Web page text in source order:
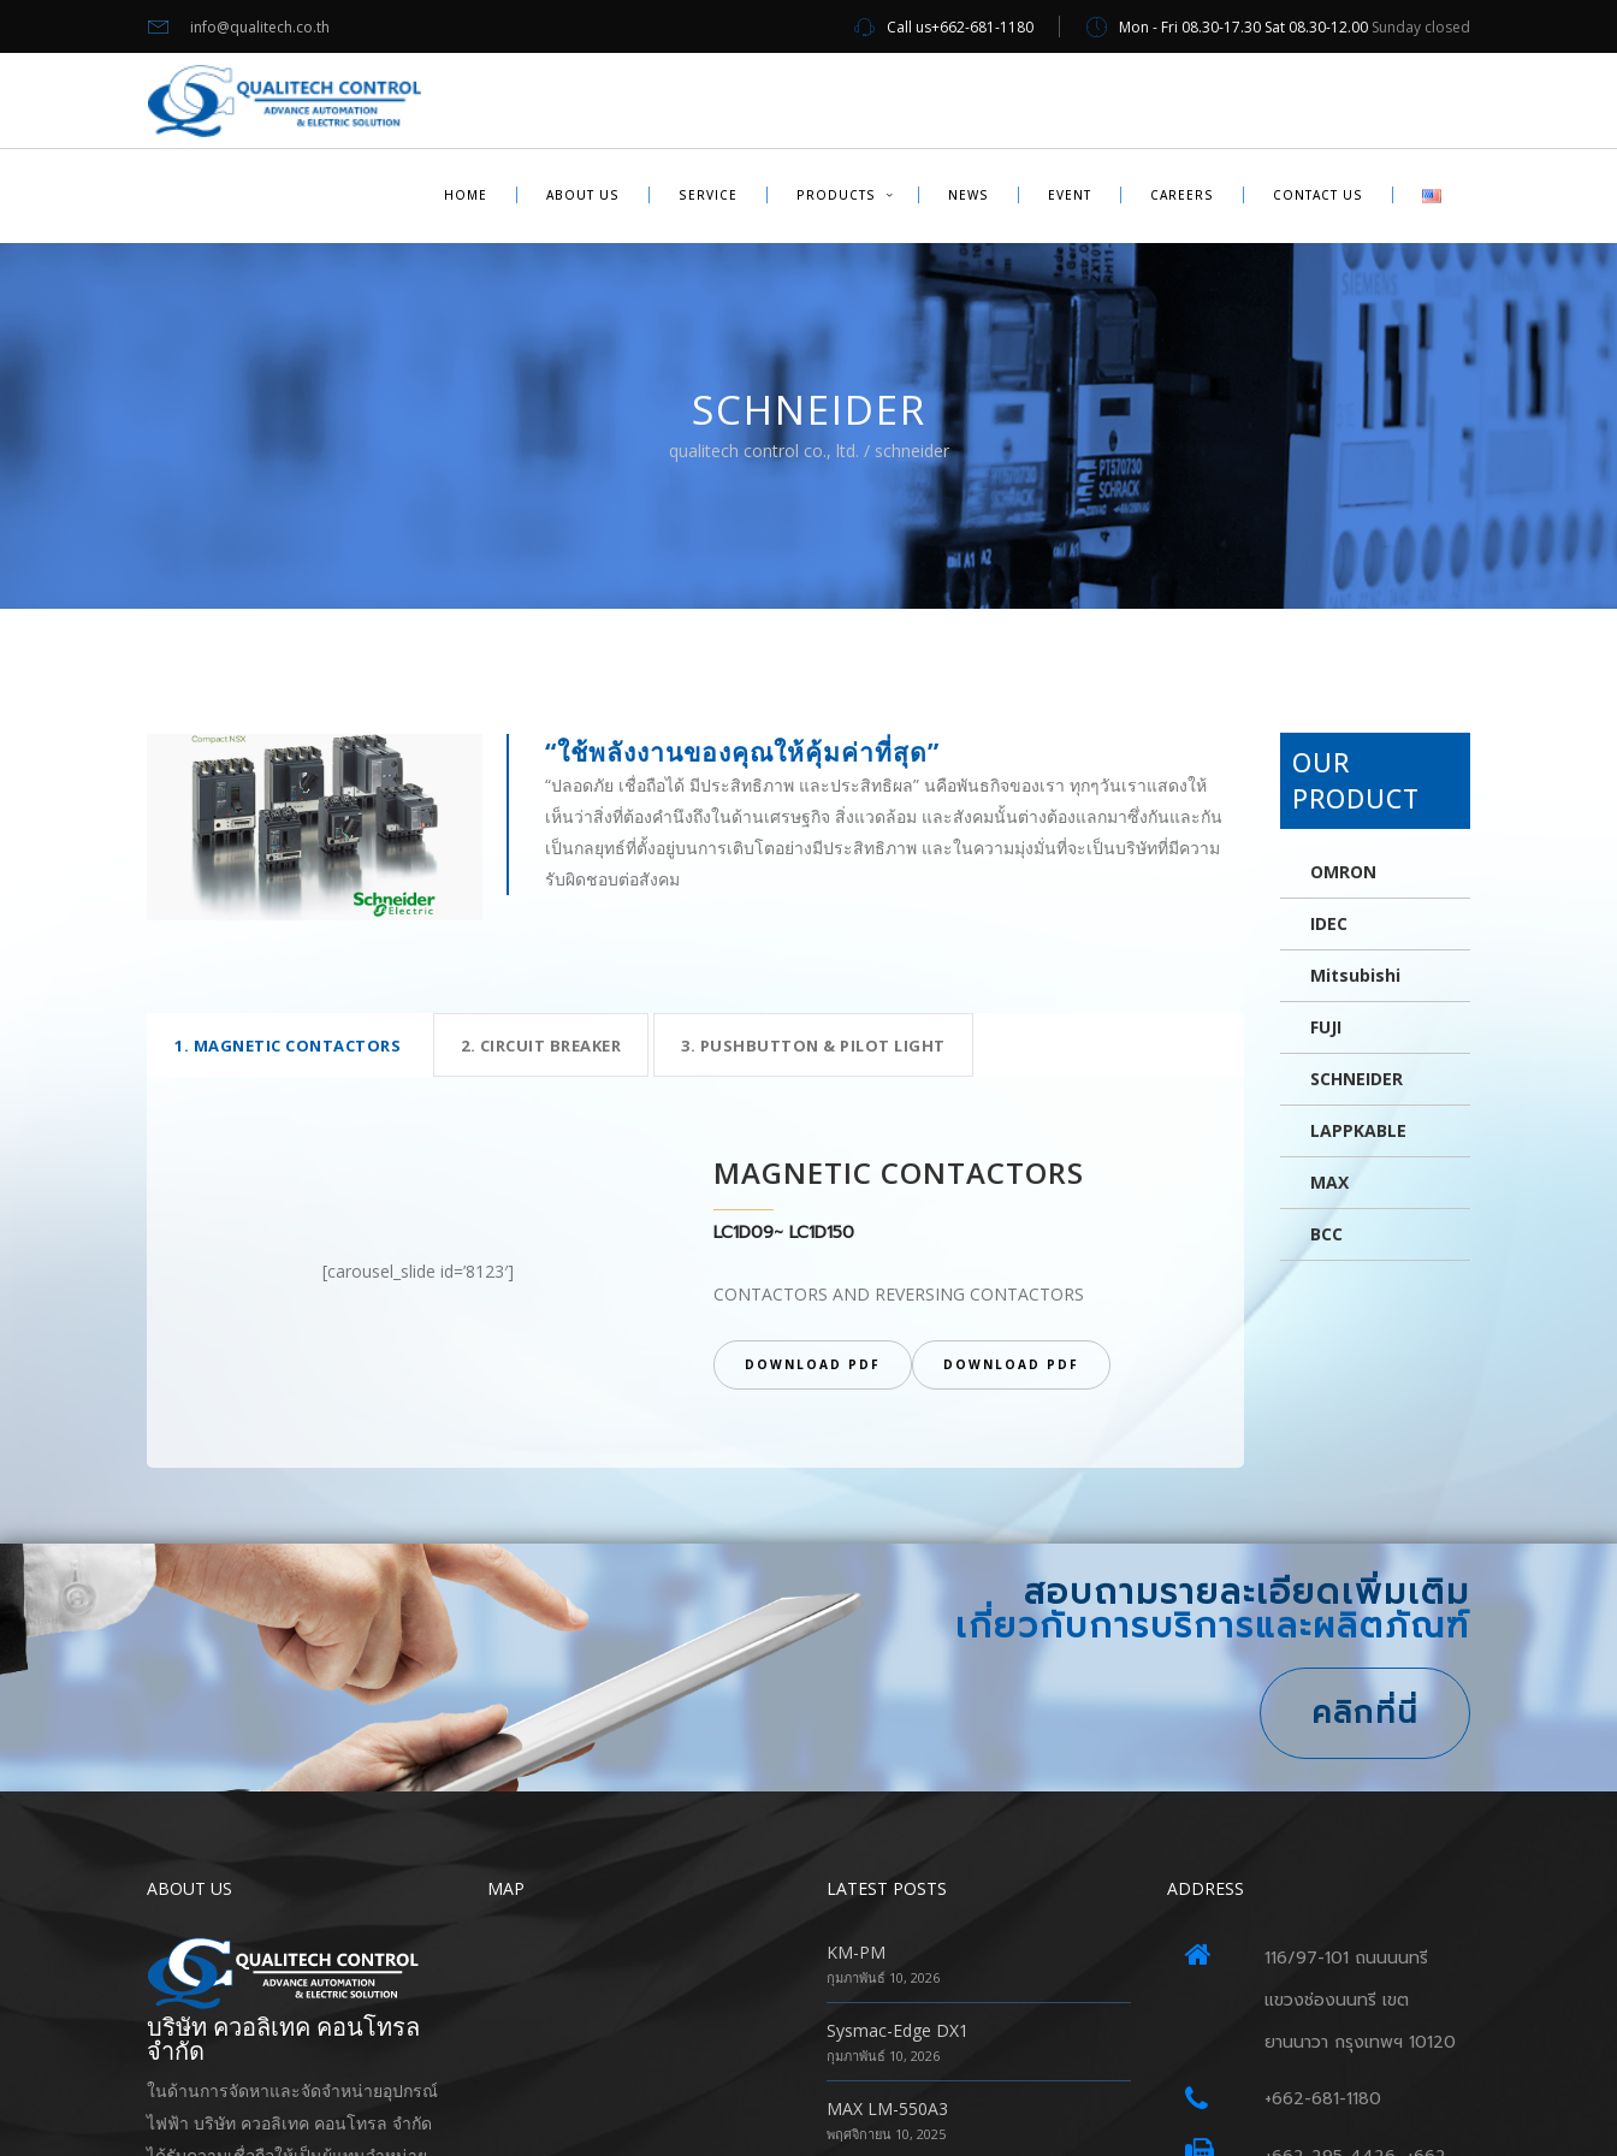
info@qualitech.co.th Call us+662-681-1180 Mon - Fri 08.30-17.30 Sat 08.30-12.00 Sunday closed
HOME ABOUT US SERVICE PRODUCTS NEWS EVENT CAREERS CONTACT US
SCHNEIDER
qualitech control co., ltd. / schneider
“ใช้พลังงานของคุณให้คุ้มค่าที่สุด”
“ปลอดภัย เชื่อถือได้ มีประสิทธิภาพ และประสิทธิผล” นคือพันธกิจของเรา ทุกๆวันเราแสดงให้
เห็นว่าสิ่งที่ต้องคำนึงถึงในด้านเศรษฐกิจ สิ่งแวดล้อม และสังคมนั้นต่างต้องแลกมาซึ่งกันและกัน
เป็นกลยุทธ์ที่ตั้งอยู่บนการเติบโตอย่างมีประสิทธิภาพ และในความมุ่งมั่นที่จะเป็นบริษัทที่มีความ
รับผิดชอบต่อสังคม
1. MAGNETIC CONTACTORS 2. CIRCUIT BREAKER 3. PUSHBUTTON & PILOT LIGHT
[carousel_slide id=’8123′]
MAGNETIC CONTACTORS
LC1D09~ LC1D150
CONTACTORS AND REVERSING CONTACTORS
DOWNLOAD PDF DOWNLOAD PDF
OUR
PRODUCT
OMRON
IDEC
Mitsubishi
FUJI
SCHNEIDER
LAPPKABLE
MAX
BCC
สอบถามรายละเอียดเพิ่มเติม
เกี่ยวกับการบริการและผลิตภัณฑ์
คลิกที่นี่
ABOUT US
บริษัท ควอลิเทค คอนโทรล
จำกัด
ในด้านการจัดหาและจัดจำหน่ายอุปกรณ์
ไฟฟ้า บริษัท ควอลิเทค คอนโทรล จำกัด
MAP LATEST POSTS
KM-PM
กุมภาพันธ์ 10, 2026
Sysmac-Edge DX1
กุมภาพันธ์ 10, 2026
MAX LM-550A3
พฤศจิกายน 10, 2025
ADDRESS
116/97-101 ถนนนนทรี
แขวงช่องนนทรี เขต
ยานนาวา กรุงเทพฯ 10120
+662-681-1180